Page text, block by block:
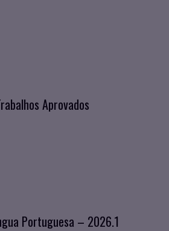
Aprovados
Portuguesa – 2026.1